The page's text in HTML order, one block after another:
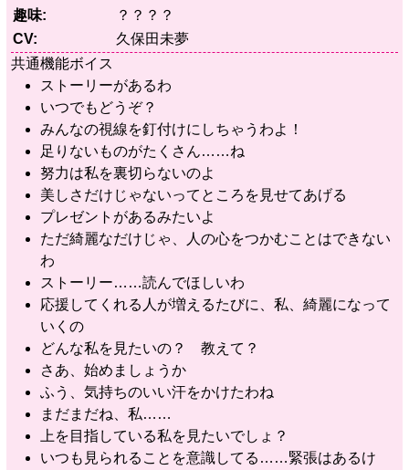
趣味
？？？？
CV
久保田未夢
共通機能ボイス
ストーリーがあるわ
いつでもどうぞ？
みんなの視線を釘付けにしちゃうわよ！
足りないものがたくさん……ね
努力は私を裏切らないのよ
美しさだけじゃないってところを見せてあげる
プレゼントがあるみたいよ
ただ綺麗なだけじゃ、人の心をつかむことはできない
わ
ストーリー……読んでほしいわ
応援してくれる人が増えるたびに、私、綺麗になって
いくの
どんな私を見たいの？ 教えて？
さあ、始めましょうか
ふう、気持ちのいい汗をかけたわね
まだまだね、私……
上を目指している私を見たいでしょ？
いつも見られることを意識してる……緊張はあるけ